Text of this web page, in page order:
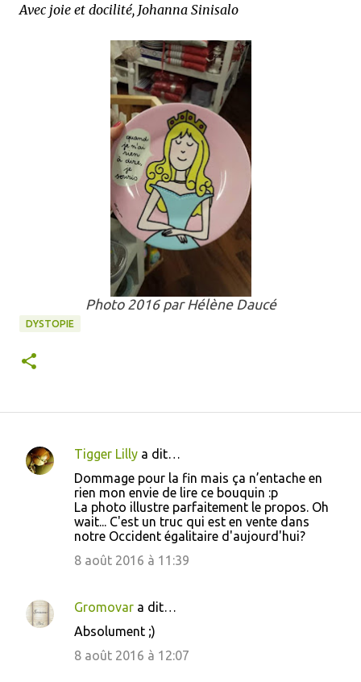
Avec joie et docilité, Johanna Sinisalo
Photo 2016 par Hélène Daucé
DYSTOPIE
C
t
a
Tigger Lilly a dit…
Dommage pour la fin mais ça n’entache en
rien mon envie de lire ce bouquin :p
La photo illustre parfaitement le propos. Oh
wait... C'est un truc qui est en vente dans
notre Occident égalitaire d'aujourd'hui?
8 août 2016 à 11:39
Gromovar a dit…
Absolument ;)
8 août 2016 à 12:07